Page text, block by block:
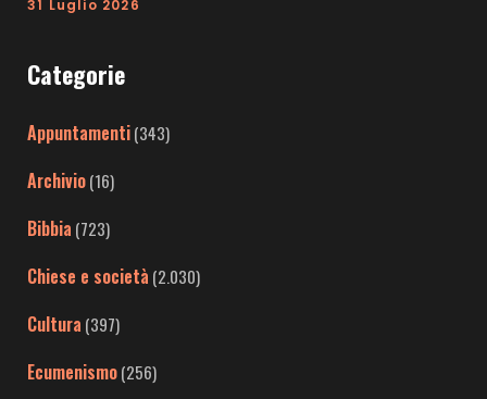
31 Luglio 2026
Categorie
Appuntamenti(343)
Archivio(16)
Bibbia (723)
Chiese e società (2.030)
Cultura (397)
Ecumenismo(256)